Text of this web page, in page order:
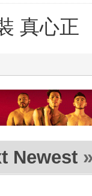
真心正
Newest